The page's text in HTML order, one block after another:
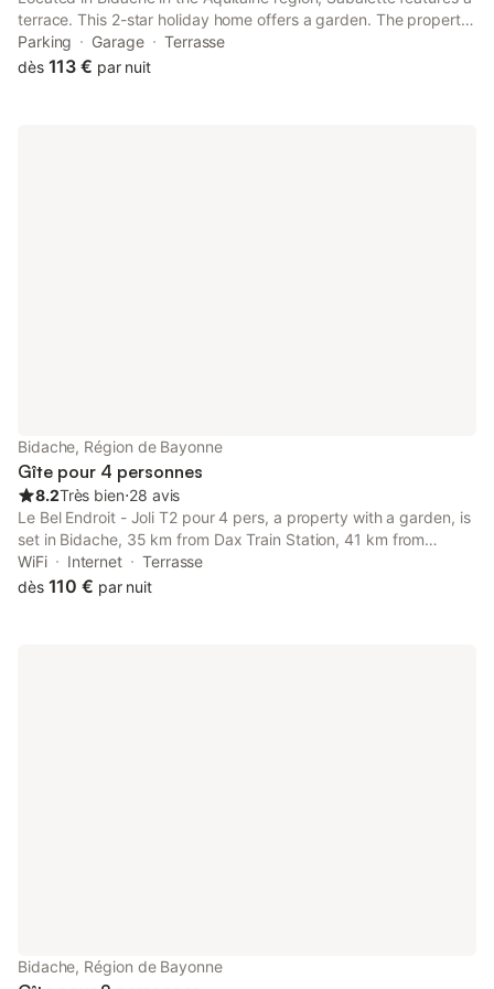
terrace. This 2-star holiday home offers a garden. The property
is non-smoking and is situated 38 km from Dax Train Station.
Parking Garage
Terrasse
dès 113 € par nuit
Bidache, Région de Bayonne
Gîte pour 4 personnes
8.2Très bien⋅28 avis
Le Bel Endroit - Joli T2 pour 4 pers, a property with a garden, is
set in Bidache, 35 km from Dax Train Station, 41 km from
Biarritz La Négresse Train Station, as well as 33 km from Sainte-
Marie Cathedral.
WiFi Internet
Terrasse
dès 110 € par nuit
Bidache, Région de Bayonne